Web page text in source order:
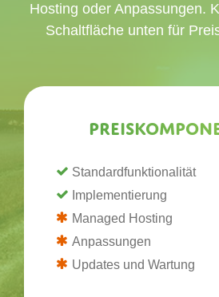
Hosting oder Anpassungen.
Schaltfläche unten für
Standardfunktionalität
Implementierung
Managed Hosting
Anpassungen
Updates und Wartung